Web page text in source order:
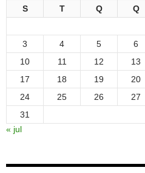
S T Q Q
3
4 5 6
10
11 12 13
17
18 19 20
24
25 26 27
31
« jul